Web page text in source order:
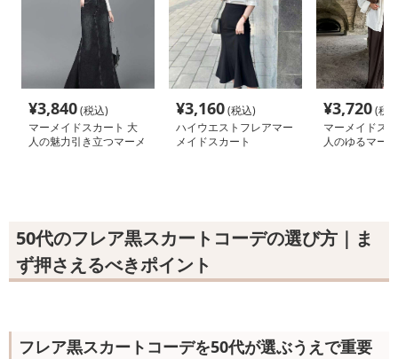
¥3,840(税込)
マーメイドスカート 大
人の魅力引き立つマーメ
¥3,160(税込)
ハイウエストフレアマー
メイドスカート
¥3,720(税
マーメイドス
人のゆるマー
50代のフレア黒スカートコーデの選び方｜ま
ず押さえるべきポイント
フレア黒スカートコーデを50代が選ぶうえで重要